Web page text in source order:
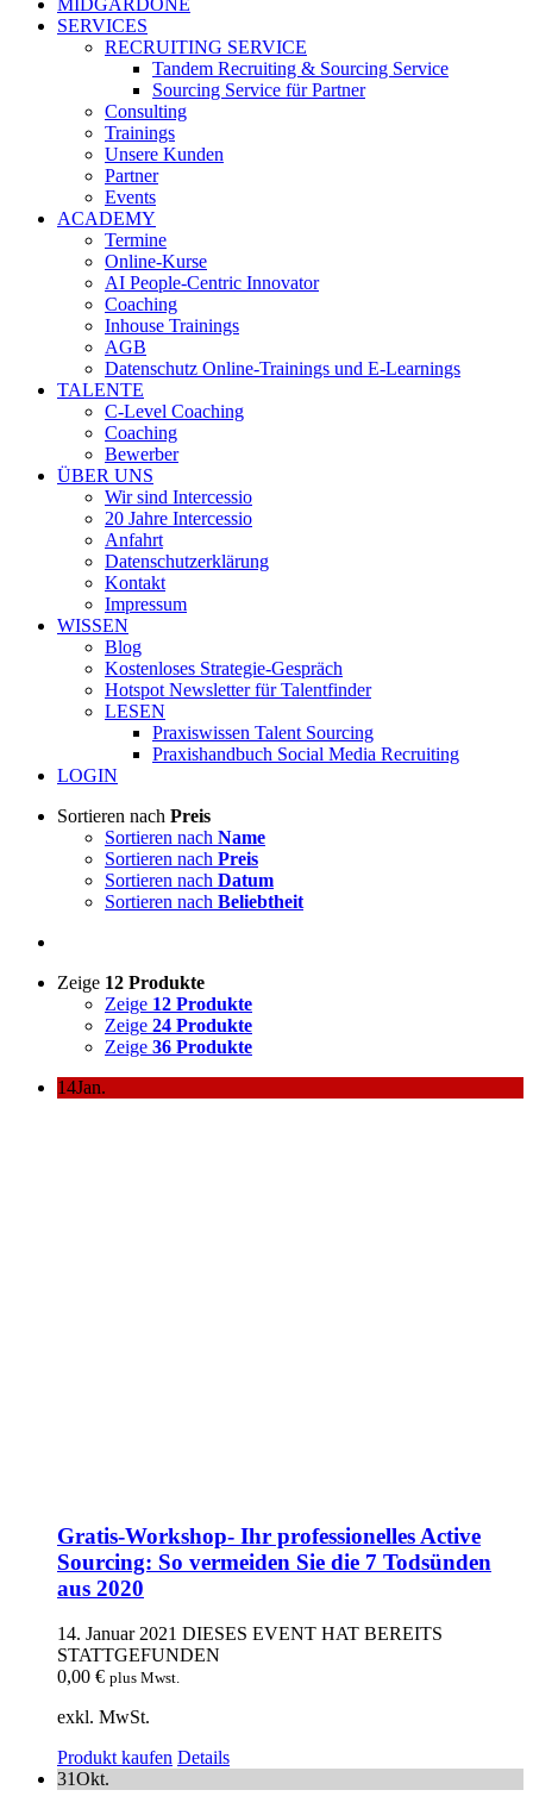
MIDGARDONE
SERVICES
RECRUITING SERVICE
Tandem Recruiting & Sourcing Service
Sourcing Service für Partner
Consulting
Trainings
Unsere Kunden
Partner
Events
ACADEMY
Termine
Online-Kurse
AI People-Centric Innovator
Coaching
Inhouse Trainings
AGB
Datenschutz Online-Trainings und E-Learnings
TALENTE
C-Level Coaching
Coaching
Bewerber
ÜBER UNS
Wir sind Intercessio
20 Jahre Intercessio
Anfahrt
Datenschutzerklärung
Kontakt
Impressum
WISSEN
Blog
Kostenloses Strategie-Gespräch
Hotspot Newsletter für Talentfinder
LESEN
Praxiswissen Talent Sourcing
Praxishandbuch Social Media Recruiting
LOGIN
Sortieren nach Preis
Sortieren nach Name
Sortieren nach Preis
Sortieren nach Datum
Sortieren nach Beliebtheit
Zeige 12 Produkte
Zeige 12 Produkte
Zeige 24 Produkte
Zeige 36 Produkte
14Jan.
Gratis-Workshop- Ihr professionelles Active
Sourcing: So vermeiden Sie die 7 Todsünden
aus 2020
14. Januar 2021 DIESES EVENT HAT BEREITS
STATTGEFUNDEN
0,00 € plus Mwst.
exkl. MwSt.
Produkt kaufen Details
31Okt.